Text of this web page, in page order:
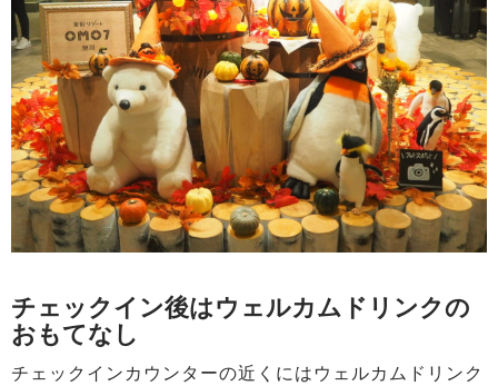
チェックイン後はウェルカムドリンクの
おもてなし
チェックインカウンターの近くにはウェルカムドリンク